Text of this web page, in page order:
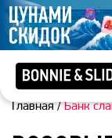
Главная/Банк